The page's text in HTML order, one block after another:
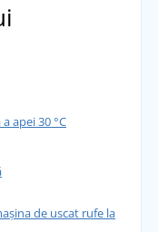
apei 30 °C
de uscat rufe la